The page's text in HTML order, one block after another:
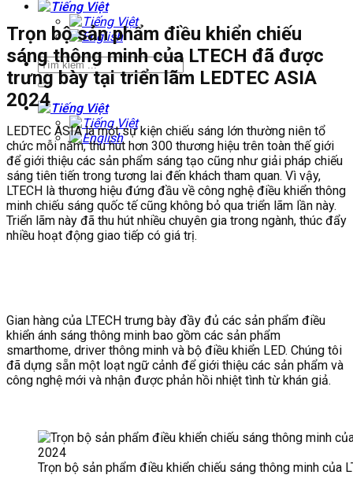
Trọn bộ sản phẩm điều khiển chiếu
sáng thông minh của LTECH đã được
trưng bày tại triển lãm LEDTEC ASIA
2024
LEDTEC ASIA là một sự kiện chiếu sáng lớn thường niên tổ
chức mỗi năm, thu hút hơn 300 thương hiệu trên toàn thế giới
để giới thiệu các sản phẩm sáng tạo cũng như giải pháp chiếu
sáng tiên tiến trong tương lai đến khách tham quan. Vì vậy,
LTECH là thương hiệu đứng đầu về công nghệ điều khiển thông
minh chiếu sáng quốc tế cũng không bỏ qua triển lãm lần này.
Triển lãm này đã thu hút nhiều chuyên gia trong ngành, thúc đẩy
nhiều hoạt động giao tiếp có giá trị.
Gian hàng của LTECH trưng bày đầy đủ các sản phẩm điều
khiển ánh sáng thông minh bao gồm các sản phẩm
smarthome, driver thông minh và bộ điều khiển LED. Chúng tôi
đã dựng sẵn một loạt ngữ cảnh để giới thiệu các sản phẩm và
công nghệ mới và nhận được phản hồi nhiệt tình từ khán giả.
Trọn bộ sản phẩm điều khiển chiếu sáng thông minh của